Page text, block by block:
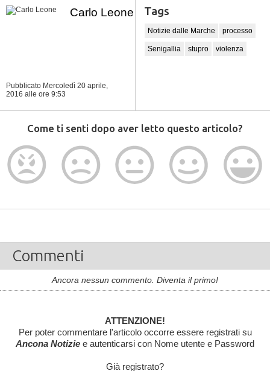
Carlo Leone
Pubblicato Mercoledì 20 aprile,
2016 alle ore 9:53
Tags
Notizie dalle Marche processo
Senigallia stupro violenza
Come ti senti dopo aver letto questo articolo?
Commenti
Ancora nessun commento. Diventa il primo!
ATTENZIONE!
Per poter commentare l'articolo occorre essere registrati su
Ancona Notizie e autenticarsi con Nome utente e Password
Già registrato?